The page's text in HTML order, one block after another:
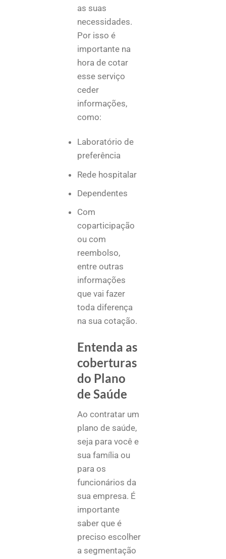
as suas
necessidades.
Por isso é
importante na
hora de cotar
esse serviço
ceder
informações,
como:
Laboratório de
preferência
Rede hospitalar
Dependentes
Com
coparticipação
ou com
reembolso,
entre outras
informações
que vai fazer
toda diferença
na sua cotação.
Entenda as
coberturas
do Plano
de Saúde
Ao contratar um
plano de saúde,
seja para você e
sua família ou
para os
funcionários da
sua empresa. É
importante
saber que é
preciso escolher
a segmentação